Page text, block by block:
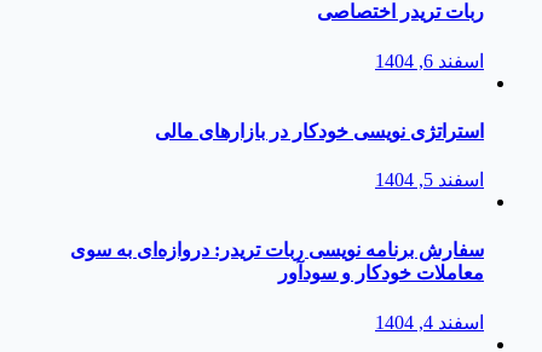
ربات تریدر اختصاصی
اسفند 6, 1404
استراتژی‌ نویسی خودکار در بازارهای مالی
اسفند 5, 1404
سفارش برنامه نویسی ربات تریدر: دروازه‌ای به سوی
معاملات خودکار و سودآور
اسفند 4, 1404